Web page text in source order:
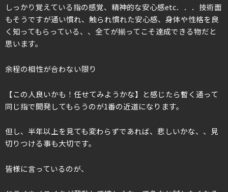
しっかり覚えている指の感覚、精神的な安心感etc．．．技術面
もそうですが通い慣れ、触られ慣れた安心感、身体や性格を良
く知ってもらっている、、全てが揃ってこそ達成できる物だと
思います。
余程の相性が合わない限り
【この人良いかも！任せてみようかな】と感じたら暫く通って
同じ指で開発してもらうのが1番の近道になります。
但し、半年以上を見ても変わらずであれば、悲しいかな、、見
切りつける事も大切です。
皆様に言っているのが、